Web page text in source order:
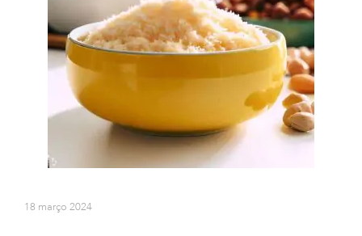
18 março 2024